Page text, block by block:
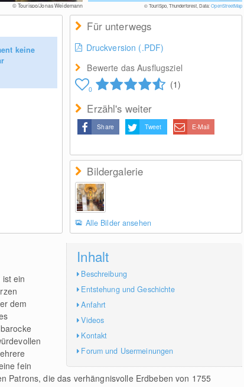
© Tourispo/Jonas Weidemann © TouriSpo, Thunderforest, Data:OpenStreetMap
keine
Für unterwegs
Druckversion (.PDF)
Bewerte das Ausflugsziel
0 (1)
Erzähl's weiter
Share Tweet E-Mail
Bildergalerie
Alle Bilder ansehen
Inhalt
Beschreibung
Entstehung und Geschichte
Anfahrt
Videos
Kontakt
Forum und Usermeinungen
ist ein
dem
fein
Patrons, die das verhängnisvolle Erdbeben von 1755